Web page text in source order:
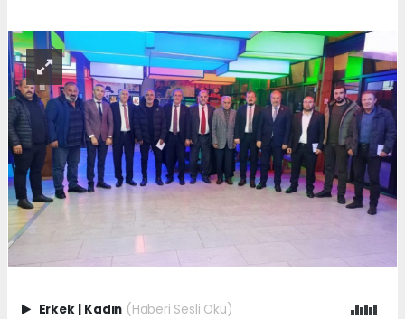
Erkek | Kadın (Haberi Sesli Oku)